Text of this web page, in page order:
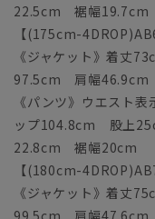
22.5cm 裾幅19.7cm
【(175cm-
《ジャケット》着丈
97.5cm 肩幅
《パンツ》ウエスト
ップ104.8cm 股上
22.8cm 裾幅20cm
【(180cm-
《ジャケット》着丈
99.5cm 肩幅